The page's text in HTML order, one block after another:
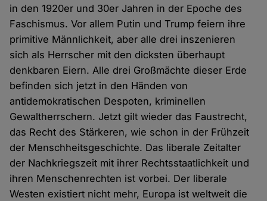
in den 1920er und 30er Jahren in der Epoche des
Faschismus. Vor allem Putin und Trump feiern ihre
primitive Männlichkeit, aber alle drei inszenieren
sich als Herrscher mit den dicksten überhaupt
denkbaren Eiern. Alle drei Großmächte dieser Erde
befinden sich jetzt in den Händen von
antidemokratischen Despoten, kriminellen
Gewaltherrschern. Jetzt gilt wieder das Faustrecht,
das Recht des Stärkeren, wie schon in der Frühzeit
der Menschheitsgeschichte. Das liberale Zeitalter
der Nachkriegszeit mit ihrer Rechtsstaatlichkeit und
ihren Menschenrechten ist vorbei. Der liberale
Westen existiert nicht mehr, Europa ist weltweit die